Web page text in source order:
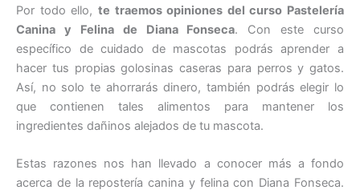
Por todo ello, te traemos opiniones del curso Pastelería
Canina y Felina de Diana Fonseca. Con este curso
específico de cuidado de mascotas podrás aprender a
hacer tus propias golosinas caseras para perros y gatos.
Así, no solo te ahorrarás dinero, también podrás elegir lo
que contienen tales alimentos para mantener los
ingredientes dañinos alejados de tu mascota.
Estas razones nos han llevado a conocer más a fondo
acerca de la repostería canina y felina con Diana Fonseca.